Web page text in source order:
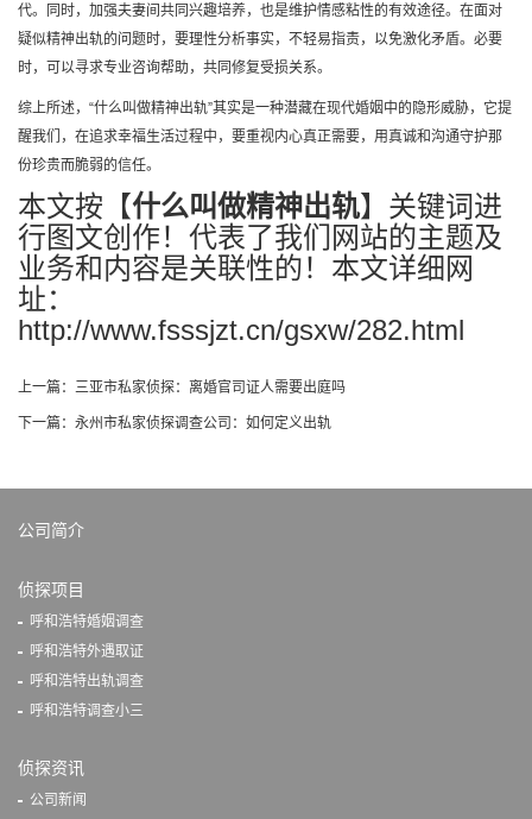
代。同时，加强夫妻间共同兴趣培养，也是维护情感粘性的有效途径。在面对
疑似精神出轨的问题时，要理性分析事实，不轻易指责，以免激化矛盾。必要
时，可以寻求专业咨询帮助，共同修复受损关系。
综上所述，“什么叫做精神出轨”其实是一种潜藏在现代婚姻中的隐形威胁，它提
醒我们，在追求幸福生活过程中，要重视内心真正需要，用真诚和沟通守护那
份珍贵而脆弱的信任。
本文按【什么叫做精神出轨】关键词进
行图文创作！代表了我们网站的主题及
业务和内容是关联性的！本文详细网
址：
http://www.fsssjzt.cn/gsxw/282.html
上一篇： 三亚市私家侦探：离婚官司证人需要出庭吗
下一篇： 永州市私家侦探调查公司：如何定义出轨
公司简介
侦探项目
呼和浩特婚姻调查
呼和浩特外遇取证
呼和浩特出轨调查
呼和浩特调查小三
侦探资讯
公司新闻